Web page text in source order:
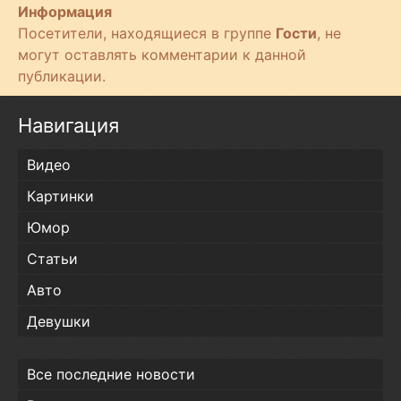
Информация
Посетители, находящиеся в группе Гости, не
могут оставлять комментарии к данной
публикации.
Навигация
Видео
Картинки
Юмор
Статьи
Авто
Девушки
Все последние новости